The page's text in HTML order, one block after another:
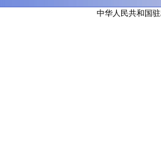
中华人民共和国